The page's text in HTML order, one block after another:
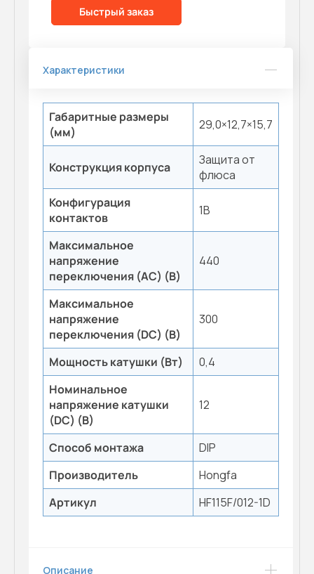
Быстрый заказ
Характеристики
Габаритные размеры
(мм)
29,0×12,7×15,7
Конструкция корпуса
Защита от
флюса
Конфигурация
контактов
1B
Максимальное
напряжение
переключения (AC) (B)
440
Максимальное
напряжение
переключения (DC) (B)
300
Мощность катушки (Вт)
0,4
Номинальное
напряжение катушки
(DC) (В)
12
Способ монтажа
DIP
Производитель
Hongfa
Артикул
HF115F/012-1D
Описание